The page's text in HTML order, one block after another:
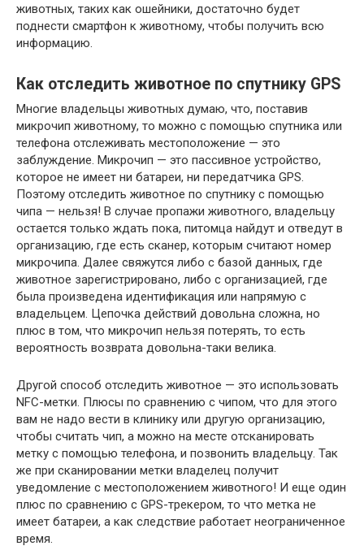
животных, таких как ошейники, достаточно будет
поднести смартфон к животному, чтобы получить всю
информацию.
Как отследить животное по спутнику GPS
Многие владельцы животных думаю, что, поставив
микрочип животному, то можно с помощью спутника или
телефона отслеживать местоположение — это
заблуждение. Микрочип — это пассивное устройство,
которое не имеет ни батареи, ни передатчика GPS.
Поэтому отследить животное по спутнику с помощью
чипа — нельзя! В случае пропажи животного, владельцу
остается только ждать пока, питомца найдут и отведут в
организацию, где есть сканер, которым считают номер
микрочипа. Далее свяжутся либо с базой данных, где
животное зарегистрировано, либо с организацией, где
была произведена идентификация или напрямую с
владельцем. Цепочка действий довольна сложна, но
плюс в том, что микрочип нельзя потерять, то есть
вероятность возврата довольна-таки велика.
Другой способ отследить животное — это использовать
NFC-метки. Плюсы по сравнению с чипом, что для этого
вам не надо вести в клинику или другую организацию,
чтобы считать чип, а можно на месте отсканировать
метку с помощью телефона, и позвонить владельцу. Так
же при сканировании метки владелец получит
уведомление с местоположением животного! И еще один
плюс по сравнению с GPS-трекером, то что метка не
имеет батареи, а как следствие работает неограниченное
время.